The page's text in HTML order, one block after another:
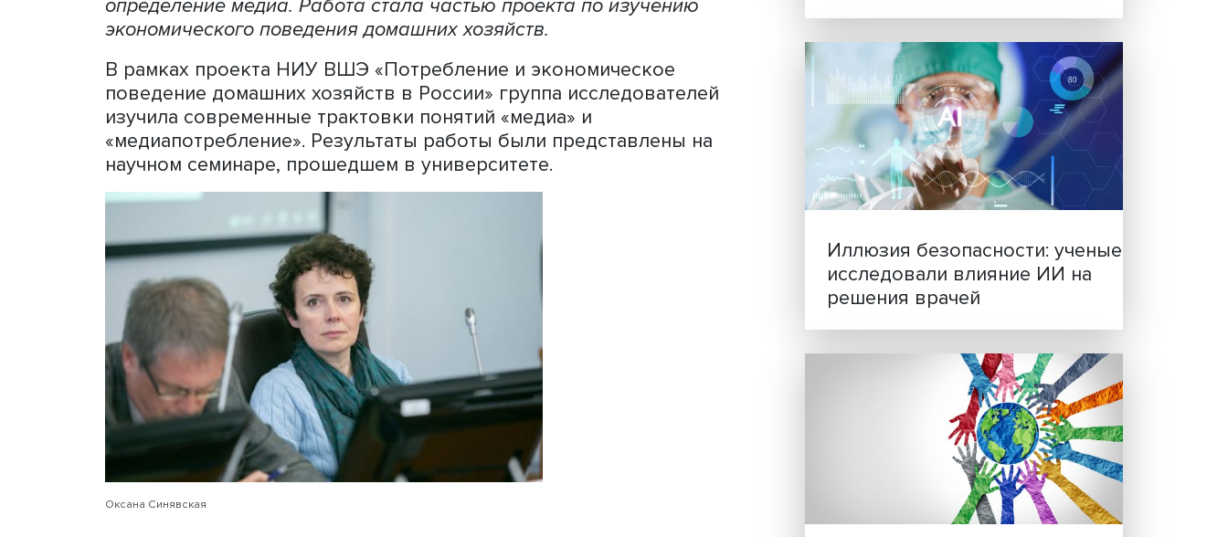
Фото: iStock
Исследователи НИУ ВШЭ проанализировали, как в академической и
экспертной среде понимаются медиа и медиапотребление. Опрос
специалистов из разных регионов России выявил широкий спектр
интерпретаций этих понятий. В результате было сформулировано 21
определение медиа. Работа стала частью проекта по изучению
экономического поведения домашних хозяйств.
В рамках проекта НИУ ВШЭ «Потребление и экономическое
поведение домашних хозяйств в России» группа исследователей
изучила современные трактовки понятий «медиа» и
«медиапотребление». Результаты работы были представлены на
научном семинаре, прошедшем в университете.
Новые инвестиции:
семей становится частью
бизнес-стратегий
Иллюзия безопасности:
исследовали влияние
решения врачей